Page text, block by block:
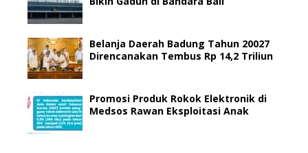
Belanja Daerah Badung Tahun 20027
Direncanakan Tembus Rp 14,2 Triliun
Promosi Produk Rokok Elektronik di
Medsos Rawan Eksploitasi Anak